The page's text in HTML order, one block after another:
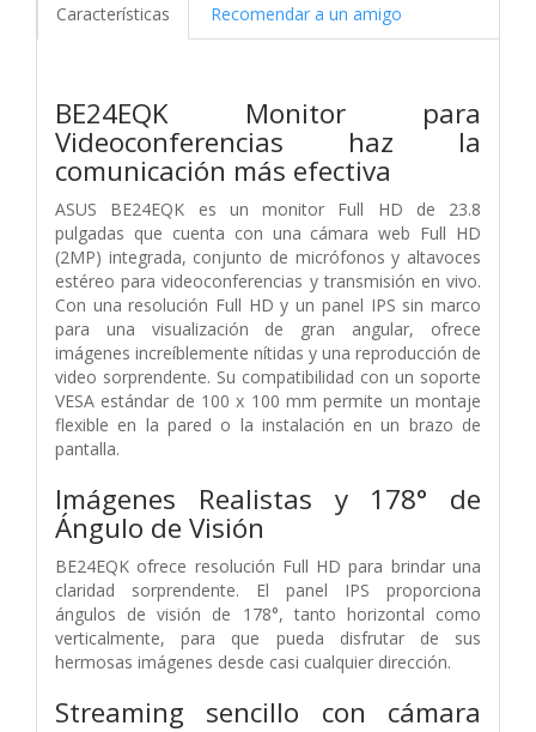
Características Recomendar a un amigo
BE24EQK Monitor para
Videoconferencias haz la
comunicación más efectiva
ASUS BE24EQK es un monitor Full HD de 23.8
pulgadas que cuenta con una cámara web Full HD
(2MP) integrada, conjunto de micrófonos y altavoces
estéreo para videoconferencias y transmisión en vivo.
Con una resolución Full HD y un panel IPS sin marco
para una visualización de gran angular, ofrece
imágenes increíblemente nítidas y una reproducción de
video sorprendente. Su compatibilidad con un soporte
VESA estándar de 100 x 100 mm permite un montaje
flexible en la pared o la instalación en un brazo de
pantalla.
Imágenes Realistas y 178° de
Ángulo de Visión
BE24EQK ofrece resolución Full HD para brindar una
claridad sorprendente. El panel IPS proporciona
ángulos de visión de 178°, tanto horizontal como
verticalmente, para que pueda disfrutar de sus
hermosas imágenes desde casi cualquier dirección.
Streaming sencillo con cámara